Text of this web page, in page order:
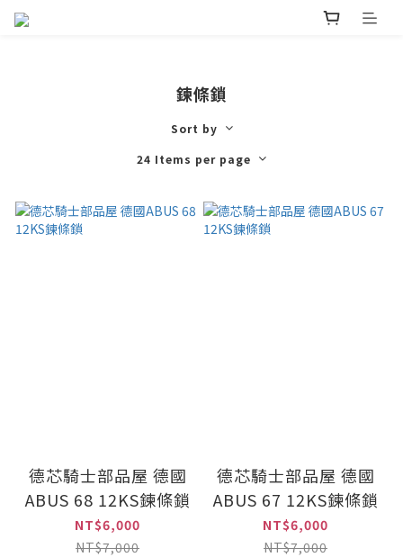
鍊條鎖
Sort by
24 Items per page
德芯騎士部品屋 德國
ABUS 68 12KS鍊條鎖
NT$6,000
NT$7,000
德芯騎士部品屋 德國
ABUS 67 12KS鍊條鎖
NT$6,000
NT$7,000